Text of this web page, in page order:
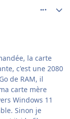
la carte
c'est une 2080
de RAM, il
carte mère
Windows 11
Sinon je